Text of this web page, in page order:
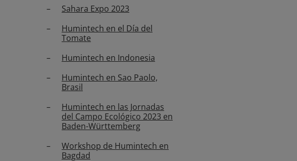
Sahara Expo 2023
Humintech en el Día del
Tomate
Humintech en Indonesia
Humintech en Sao Paolo,
Brasil
Humintech en las Jornadas
del Campo Ecológico 2023 en
Baden-Württemberg
Workshop de Humintech en
Bagdad